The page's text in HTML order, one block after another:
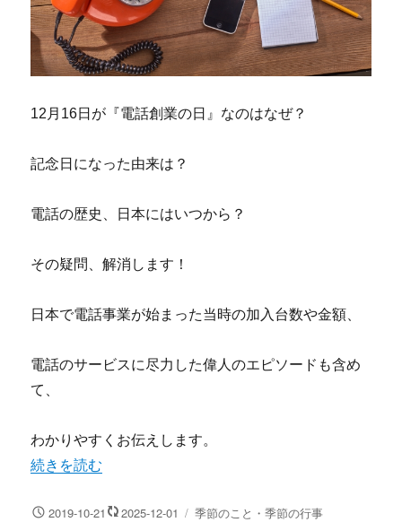
12月16日が『電話創業の日』なのはなぜ？
記念日になった由来は？
電話の歴史、日本にはいつから？
その疑問、解消します！
日本で電話事業が始まった当時の加入台数や金額、
電話のサービスに尽力した偉人のエピソードも含め
て、
わかりやすくお伝えします。
“12月16日は電話創業の日！記念日の由来がわかる日本の
続きを読む
投 2019-10-21 2025-12-01
カ
季節のこと・季節の行事